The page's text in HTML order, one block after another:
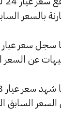
السابق الذي بلغ 7775
عن السعر السابق الذي كان
السابق الذي بلغ 5835 جنيهًا للبيع